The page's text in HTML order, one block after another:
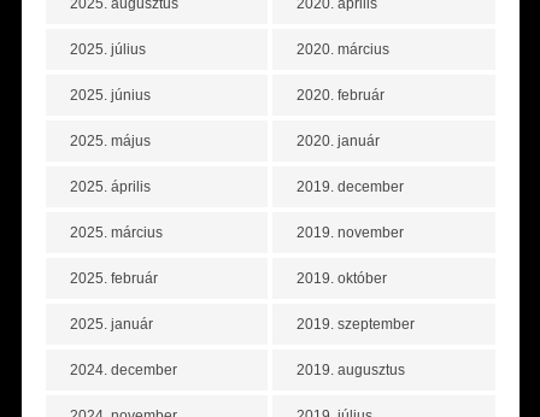
2025. augusztus
2025. július
2025. június
2025. május
2025. április
2025. március
2025. február
2025. január
2024. december
2020. április
2020. március
2020. február
2020. január
2019. december
2019. november
2019. október
2019. szeptember
2019. augusztus